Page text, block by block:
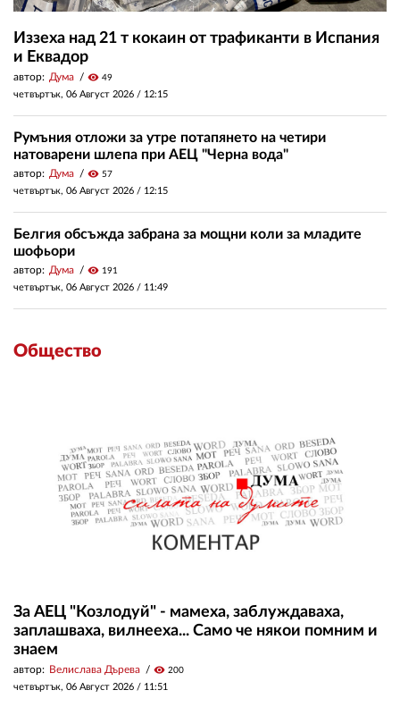
Иззеха над 21 т кокаин от трафиканти в Испания
и Еквадор
автор: Дума visibility 49
четвъртък, 06 Август 2026 / 12:15
Румъния отложи за утре потапянето на четири
натоварени шлепа при АЕЦ "Черна вода"
автор: Дума visibility 57
четвъртък, 06 Август 2026 / 12:15
Белгия обсъжда забрана за мощни коли за младите
шофьори
автор: Дума visibility 191
четвъртък, 06 Август 2026 / 11:49
Общество
За АЕЦ "Козлодуй" - мамеха, заблуждаваха,
заплашваха, вилнееха... Само че някои помним и
знаем
автор: Велислава Дърева visibility 200
четвъртък, 06 Август 2026 / 11:51